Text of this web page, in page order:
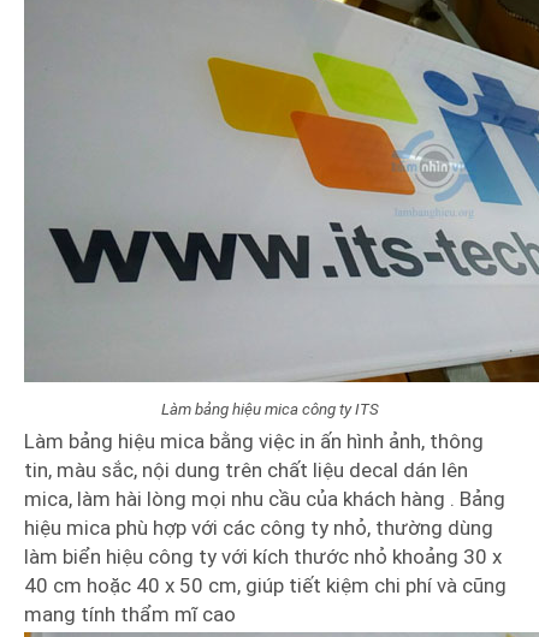
Làm bảng hiệu mica công ty ITS
Làm bảng hiệu mica bằng việc in ấn hình ảnh, thông
tin, màu sắc, nội dung trên chất liệu decal dán lên
mica, làm hài lòng mọi nhu cầu của khách hàng . Bảng
hiệu mica phù hợp với các công ty nhỏ, thường dùng
làm biển hiệu công ty với kích thước nhỏ khoảng 30 x
40 cm hoặc 40 x 50 cm, giúp tiết kiệm chi phí và cũng
mang tính thẩm mĩ cao